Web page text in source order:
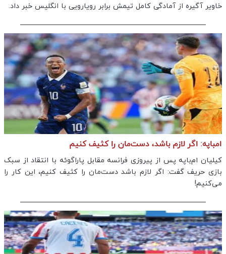
خاویر آگیره از آمادگی کامل تیمش برابر رویارویی با انگلیس خبر داد.
امباپه: اگر لازم باشد، دست‌مان را کثیف کنیم
کیلیان ام‌باپه پس از پیروزی فرانسه مقابل پاراگوئه با انتقاد از سبک
بازی حریف گفت: اگر لازم باشد دست‌مان را کثیف کنیم، این کار را
می‌کنیم!